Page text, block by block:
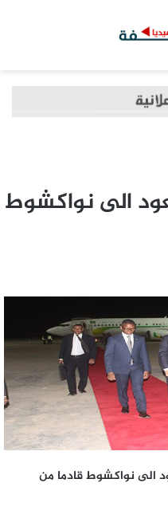
الى نواكشوط
الى نواكشوط قادما من